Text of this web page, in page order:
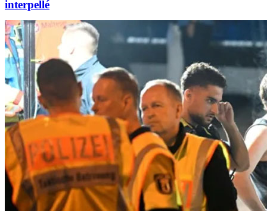
interpellé